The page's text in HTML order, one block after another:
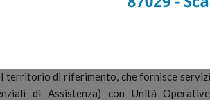
ed aperto ad accogliere coloro che
con forza, per tutte le famiglie, bambini e
cittadini del territorio il diritto alla
reale al mantenimento e potenziamento
territorio di riferimento, che fornisce
di Assistenza) con Unità